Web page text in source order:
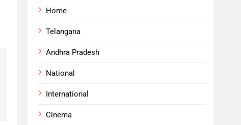
Home
Telangana
Andhra Pradesh
National
International
Cinema